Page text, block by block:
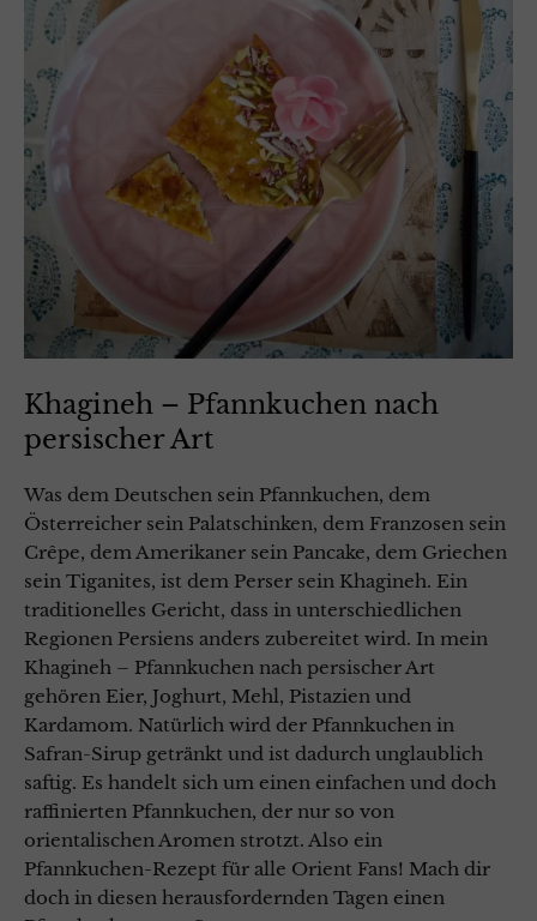
Khagineh – Pfannkuchen nach
persischer Art
Was dem Deutschen sein Pfannkuchen, dem
Österreicher sein Palatschinken, dem Franzosen sein
Crêpe, dem Amerikaner sein Pancake, dem Griechen
sein Tiganites, ist dem Perser sein Khagineh. Ein
traditionelles Gericht, dass in unterschiedlichen
Regionen Persiens anders zubereitet wird. In mein
Khagineh – Pfannkuchen nach persischer Art
gehören Eier, Joghurt, Mehl, Pistazien und
Kardamom. Natürlich wird der Pfannkuchen in
Safran-Sirup getränkt und ist dadurch unglaublich
saftig. Es handelt sich um einen einfachen und doch
raffinierten Pfannkuchen, der nur so von
orientalischen Aromen strotzt. Also ein
Pfannkuchen-Rezept für alle Orient Fans! Mach dir
doch in diesen herausfordernden Tagen einen